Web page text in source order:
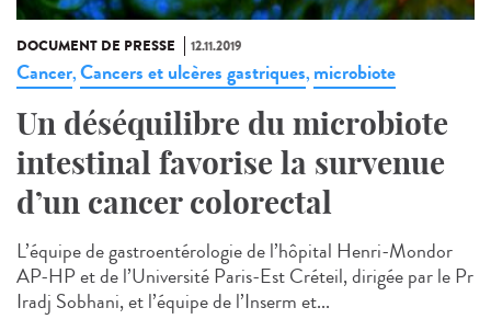
DOCUMENT DE PRESSE 12.11.2019
Cancer,Cancers et ulcères gastriques, microbiote
Un déséquilibre du microbiote
intestinal favorise la survenue
d’un cancer colorectal
L’équipe de gastroentérologie de l’hôpital Henri-Mondor
AP-HP et de l’Université Paris-Est Créteil, dirigée par le Pr
Iradj Sobhani, et l’équipe de l’Inserm et...